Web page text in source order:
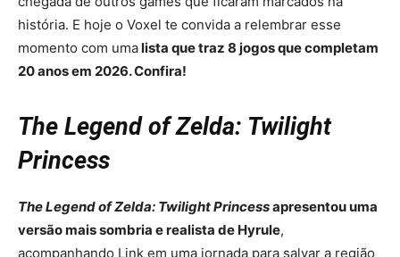
história. E hoje o Voxel te convida a relembrar esse
momento com umalista que traz 8 jogos que completam
20 anos em 2026. Confira!
The Legend of Zelda: Twilight
Princess
The Legend of Zelda: Twilight Princessapresentou uma
versão mais sombria e realista de Hyrule,
acompanhando Link em uma jornada para salvar a região